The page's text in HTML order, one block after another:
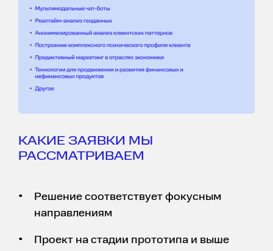
КАКИЕ ЗАЯВКИ МЫ
РАССМАТРИВАЕМ
Решение соответствует фокусным
направлениям
Проект на стадии прототипа и выше